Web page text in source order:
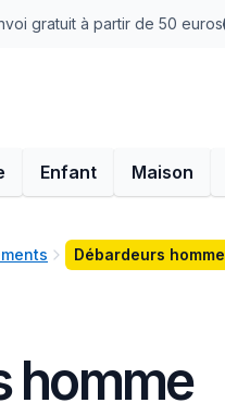
gratuit à partir de 50 euros
Enfant Maison
Débardeurs homme
homme